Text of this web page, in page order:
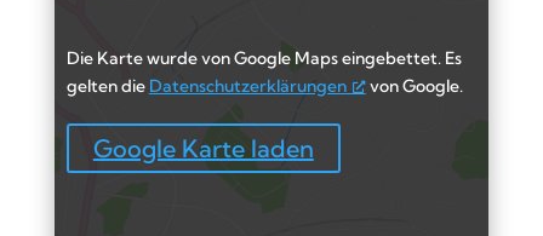
Die Karte wurde von Google Maps eingebettet. Es
gelten die Datenschutzerklärungen von Google.
Google Karte laden